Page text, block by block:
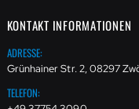
KONTAKT INFORMATIONEN
ADRESSE:
Grünhainer Str. 2, 08297
TELEFON: